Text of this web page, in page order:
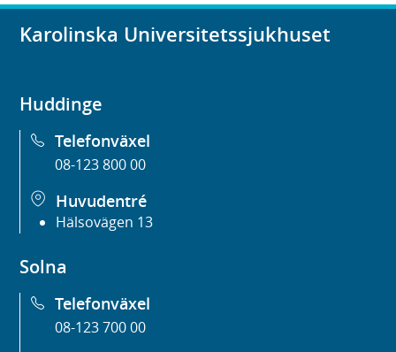
Karolinska Universitetssjukhuset
Huddinge
Telefonväxel
08-123 800 00
Huvudentré
Hälsovägen 13
Solna
Telefonväxel
08-123 700 00